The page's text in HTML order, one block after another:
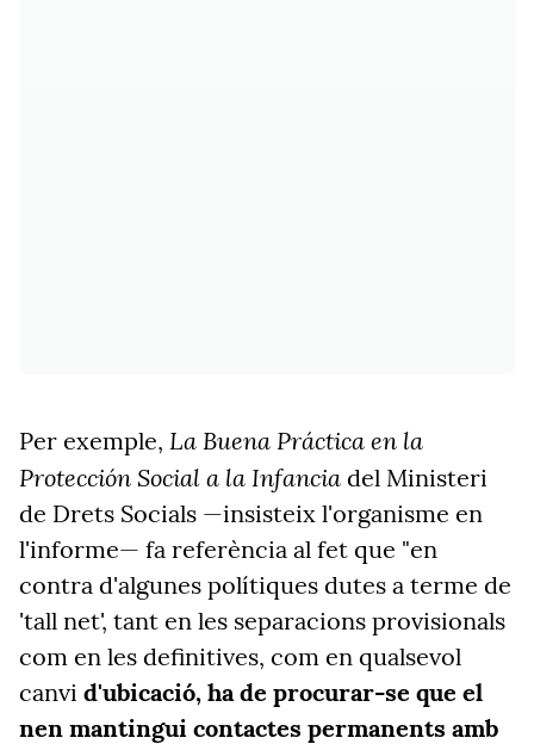
Per exemple, La Buena Práctica en la
Protección Social a la Infancia del Ministeri
de Drets Socials —insisteix l'organisme en
l'informe— fa referència al fet que "en
contra d'algunes polítiques dutes a terme de
'tall net', tant en les separacions provisionals
com en les definitives, com en qualsevol
canvi d'ubicació, ha de procurar-se que el
nen mantingui contactes permanents amb